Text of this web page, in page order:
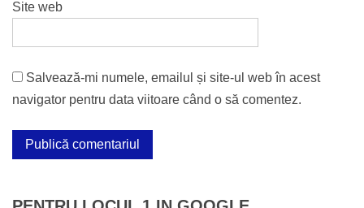
Site web
Salvează-mi numele, emailul și site-ul web în acest
navigator pentru data viitoare când o să comentez.